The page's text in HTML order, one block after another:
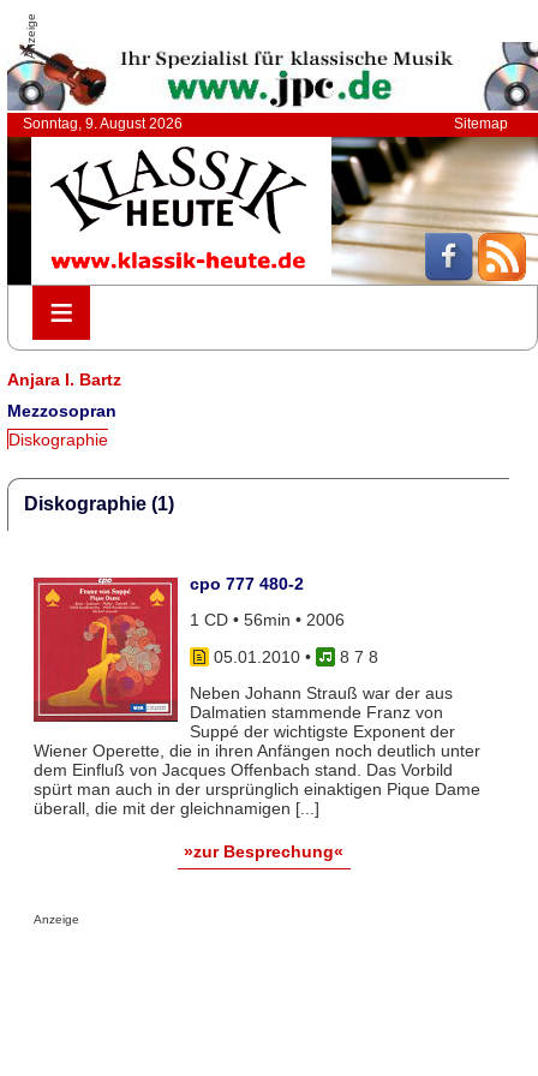
Anzeige
Sonntag, 9. August 2026 Sitemap
≡
≡
Anjara I. Bartz
Mezzosopran
Diskographie
Diskographie (1)
cpo 777 480-2
1 CD • 56min • 2006
05.01.2010•
8 7 8
Neben Johann Strauß war der aus
Dalmatien stammende Franz von
Suppé der wichtigste Exponent der
Wiener Operette, die in ihren Anfängen noch deutlich unter
dem Einfluß von Jacques Offenbach stand. Das Vorbild
spürt man auch in der ursprünglich einaktigen Pique Dame
überall, die mit der gleichnamigen [...]
»zur Besprechung«
Anzeige